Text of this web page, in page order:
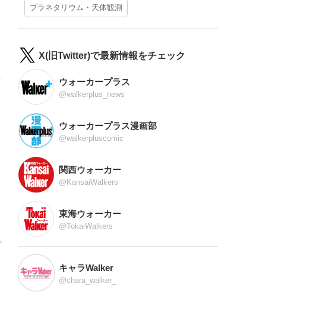
プラネタリウム・天体観測
X(旧Twitter)で最新情報をチェック
ウォーカープラス
@walkerplus_news
ウォーカープラス漫画部
@walkerpluscomic
関西ウォーカー
@KansaiWalkers
東海ウォーカー
@TokaiWalkers
キャラWalker
@chara_walker_